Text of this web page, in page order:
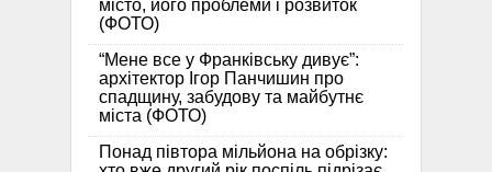
місто, його проблеми і розвиток
(ФОТО)
“Мене все у Франківську дивує”:
архітектор Ігор Панчишин про
спадщину, забудову та майбутнє
міста (ФОТО)
Понад півтора мільйона на обрізку: